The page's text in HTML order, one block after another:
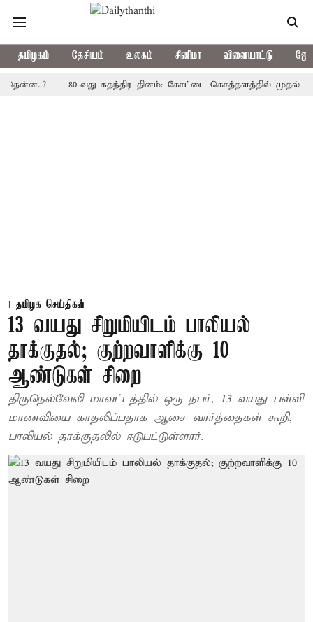
தமிழகம் தேசியம் உலகம் சினிமா விளையாட்டு
80-வது சுதந்திர தினம்: கோட்டை கொத்தளத்தில் முதல்
தமிழக செய்திகள்
13 வயது சிறுமியிடம் பாலியல்
தாக்குதல்; குற்றவாளிக்கு 10
ஆண்டுகள் சிறை
திருநெல்வேலி மாவட்டத்தில் ஒரு நபர், 13 வயது பள்ளி
மாணவியை காதலிப்பதாக ஆசை வார்த்தைகள் கூறி,
பாலியல் தாக்குதலில் ஈடுபட்டுள்ளார்.